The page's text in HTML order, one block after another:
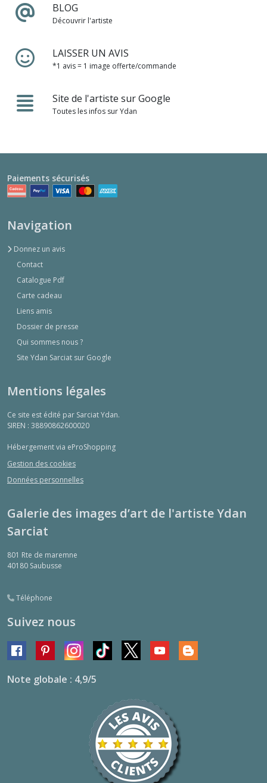
BLOG
Découvrir l'artiste
LAISSER UN AVIS
*1 avis = 1 image offerte/commande
Site de l'artiste sur Google
Toutes les infos sur Ydan
Paiements sécurisés
Navigation
Donnez un avis
Contact
Catalogue Pdf
Carte cadeau
Liens amis
Dossier de presse
Qui sommes nous ?
Site Ydan Sarciat sur Google
Mentions légales
Ce site est édité par Sarciat Ydan.
SIREN : 38890862600020
Hébergement via eProShopping
Gestion des cookies
Données personnelles
Galerie des images d’art de l'artiste Ydan
Sarciat
801 Rte de maremne
40180 Saubusse
Téléphone
Suivez nous
Note globale : 4,9/5